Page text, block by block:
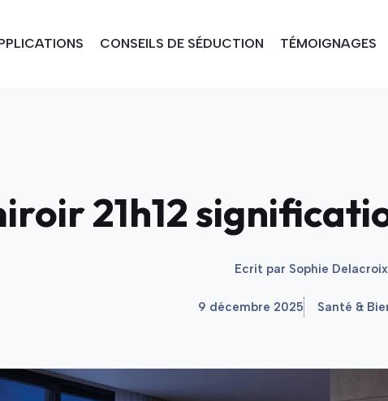
CONSEILS DE SÉDUCTION TÉMOIGNAGES
21h12
Ecrit par Sophie Delacroix
9 décembre 2025 Santé &